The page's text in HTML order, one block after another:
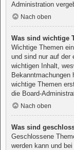
Administration
Nach oben
Was sind wichtige
Wichtige Themen
und sind nur auf der
wichtigen Inhalt,
Bekanntmachungen
wichtige Themen
die Board-
Nach oben
Was sind
Geschlossene
werden kann und